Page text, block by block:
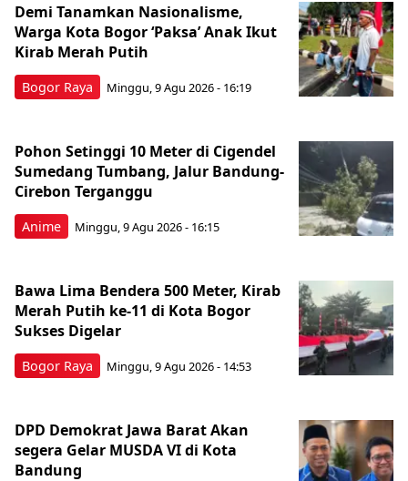
Bogor Raya
Demi Tanamkan Nasionalisme,
Warga Kota Bogor ‘Paksa’ Anak Ikut
Kirab Merah Putih
Minggu, 9 Agu 2026 - 16:19
Anime
Pohon Setinggi 10 Meter di Cigendel
Sumedang Tumbang, Jalur Bandung-
Cirebon Terganggu
Minggu, 9 Agu 2026 - 16:15
Bogor Raya
Bawa Lima Bendera 500 Meter, Kirab
Merah Putih ke-11 di Kota Bogor
Sukses Digelar
Minggu, 9 Agu 2026 - 14:53
DPD Demokrat Jawa Barat Akan
segera Gelar MUSDA VI di Kota
Bandung